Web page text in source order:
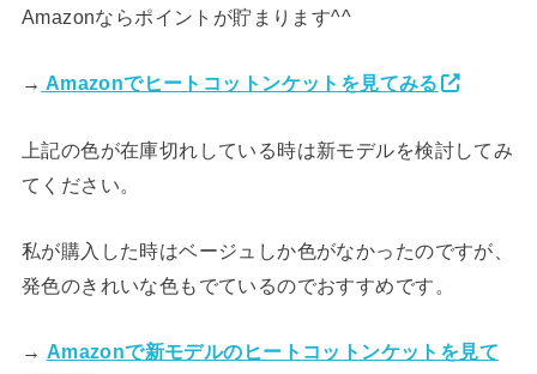
Amazonならポイントが貯まります^^
→ Amazonでヒートコットンケットを見てみる
上記の色が在庫切れしている時は新モデルを検討してみ
てください。
私が購入した時はベージュしか色がなかったのですが、
発色のきれいな色もでているのでおすすめです。
→ Amazonで新モデルのヒートコットンケットを見て